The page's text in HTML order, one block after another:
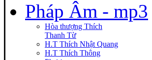
Pháp Âm - mp3
Hòa thượng Thích
Thanh Từ
H.T Thích Nhật Quang
H.T Thích Thông